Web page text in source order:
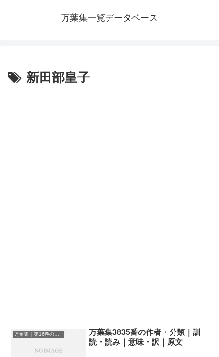
万葉集一覧データベース
新田部皇子
万葉集｜第16巻の和歌一覧
万葉集3835番の作者・分類｜訓
読・読み｜意味・訳｜原文